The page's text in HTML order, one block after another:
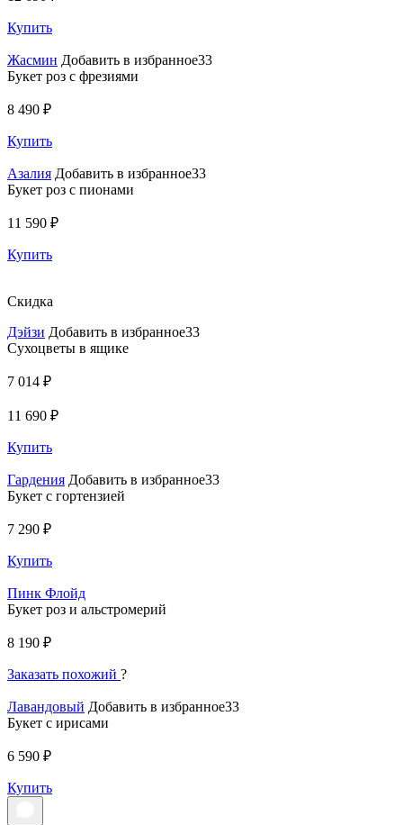
Купить
Жасмин Добавить в избранное33
Букет роз с фрезиями
8 490 ₽
Купить
Азалия Добавить в избранное33
Букет роз с пионами
11 590 ₽
Купить
Скидка
Дэйзи Добавить в избранное33
Сухоцветы в ящике
7 014 ₽
11 690 ₽
Купить
Гардения Добавить в избранное33
Букет с гортензией
7 290 ₽
Купить
Пинк Флойд
Букет роз и альстромерий
8 190 ₽
Заказать похожий ?
Лавандовый Добавить в избранное33
Букет с ирисами
6 590 ₽
Купить